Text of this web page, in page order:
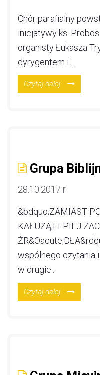
Chór parafialny
inicjatywy ks.
organisty Łukasza
dyrygentem i...
Czytaj dalej
Grupa
28.10.2017 r.
&bdquo;ZAMIAST
KAŁUŻĄ,LEPIEJ
wspólnego czytania
w drugie...
Czytaj dalej